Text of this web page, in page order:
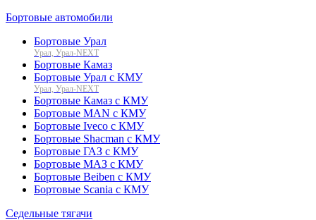
Бортовые автомобили
Бортовые Урал
Урал, Урал-NEXT
Бортовые Камаз
Бортовые Урал с КМУ
Урал, Урал-NEXT
Бортовые Камаз с КМУ
Бортовые MAN с КМУ
Бортовые Iveco с КМУ
Бортовые Shacman с КМУ
Бортовые ГАЗ с КМУ
Бортовые МАЗ с КМУ
Бортовые Beiben с КМУ
Бортовые Scania с КМУ
Седельные тягачи